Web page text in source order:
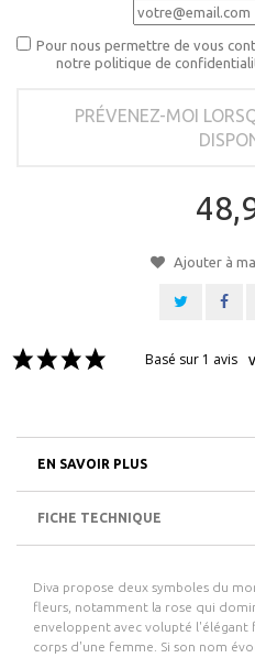
Pour nous permettre de vous
notre politique de
PRÉVENEZ-MOI
Ajouter à
Basé sur 1 avis
EN SAVOIR PLUS
FICHE TECHNIQUE
Diva propose deux symboles du
fleurs, notamment la rose qui
enveloppent avec volupté l'élégant
corps d'une femme. Si son nom